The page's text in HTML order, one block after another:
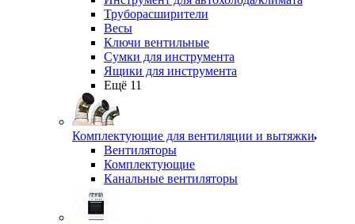
Труборасширители
Весы
Ключи вентильные
Сумки для инструмента
Ящики для инструмента
Ещё 11
Комплектующие для вентиляции и вытяжки
Вентиляторы
Комплектующие
Канальные вентиляторы